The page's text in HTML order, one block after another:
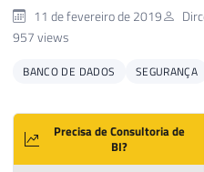
11 de fevereiro de 2019
957 views
BANCO DE DADOS SEGURANÇA
Precisa de Consultoria de
BI?